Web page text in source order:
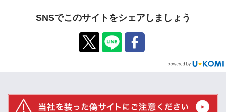
SNSでこのサイトをシェアしましょう